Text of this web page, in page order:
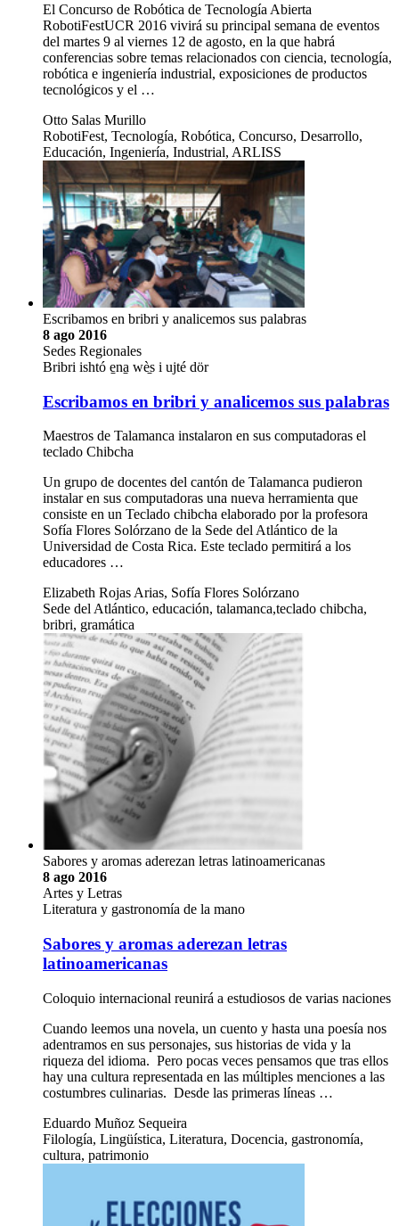
El Concurso de Robótica de Tecnología Abierta
RobotiFestUCR 2016 vivirá su principal semana de eventos
del martes 9 al viernes 12 de agosto, en la que habrá
conferencias sobre temas relacionados con ciencia, tecnología,
robótica e ingeniería industrial, exposiciones de productos
tecnológicos y el …
Otto Salas Murillo
RobotiFest, Tecnología, Robótica, Concurso, Desarrollo,
Educación, Ingeniería, Industrial, ARLISS
Escribamos en bribri y analicemos sus palabras
8 ago 2016
Sedes Regionales
Bribri ishtó e̱na̱ wè̱s i ujté dör
Escribamos en bribri y analicemos sus palabras
Maestros de Talamanca instalaron en sus computadoras el
teclado Chibcha
Un grupo de docentes del cantón de Talamanca pudieron
instalar en sus computadoras una nueva herramienta que
consiste en un Teclado chibcha elaborado por la profesora
Sofía Flores Solórzano de la Sede del Atlántico de la
Universidad de Costa Rica. Este teclado permitirá a los
educadores …
Elizabeth Rojas Arias, Sofía Flores Solórzano
Sede del Atlántico, educación, talamanca,teclado chibcha,
bribri, gramática
Sabores y aromas aderezan letras latinoamericanas
8 ago 2016
Artes y Letras
Literatura y gastronomía de la mano
Sabores y aromas aderezan letras
latinoamericanas
Coloquio internacional reunirá a estudiosos de varias naciones
Cuando leemos una novela, un cuento y hasta una poesía nos
adentramos en sus personajes, sus historias de vida y la
riqueza del idioma. Pero pocas veces pensamos que tras ellos
hay una cultura representada en las múltiples menciones a las
costumbres culinarias. Desde las primeras líneas …
Eduardo Muñoz Sequeira
Filología, Lingüística, Literatura, Docencia, gastronomía,
cultura, patrimonio